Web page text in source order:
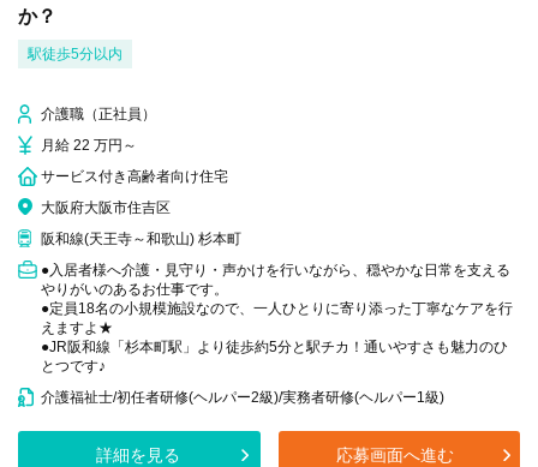
か？
駅徒歩5分以内
介護職（正社員）
月給 22 万円～
サービス付き高齢者向け住宅
大阪府大阪市住吉区
阪和線(天王寺～和歌山) 杉本町
●入居者様へ介護・見守り・声かけを行いながら、穏やかな日常を支える
やりがいのあるお仕事です。
●定員18名の小規模施設なので、一人ひとりに寄り添った丁寧なケアを行
えますよ★
●JR阪和線「杉本町駅」より徒歩約5分と駅チカ！通いやすさも魅力のひ
とつです♪
介護福祉士/初任者研修(ヘルパー2級)/実務者研修(ヘルパー1級)
詳細を見る 応募画面へ進む